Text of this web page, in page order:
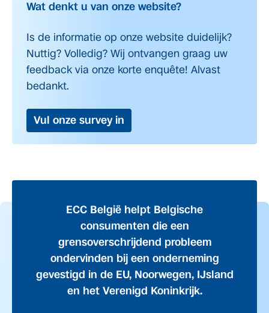
Wat denkt u van onze website?
Is de informatie op onze website duidelijk?
Nuttig? Volledig? Wij ontvangen graag uw
feedback via onze korte enquête! Alvast
bedankt.
Vul onze survey in
ECC België helpt Belgische
consumenten die een
grensoverschrijdend probleem
ondervinden bij een onderneming
gevestigd in de EU, Noorwegen, IJsland
en het Verenigd Koninkrijk.